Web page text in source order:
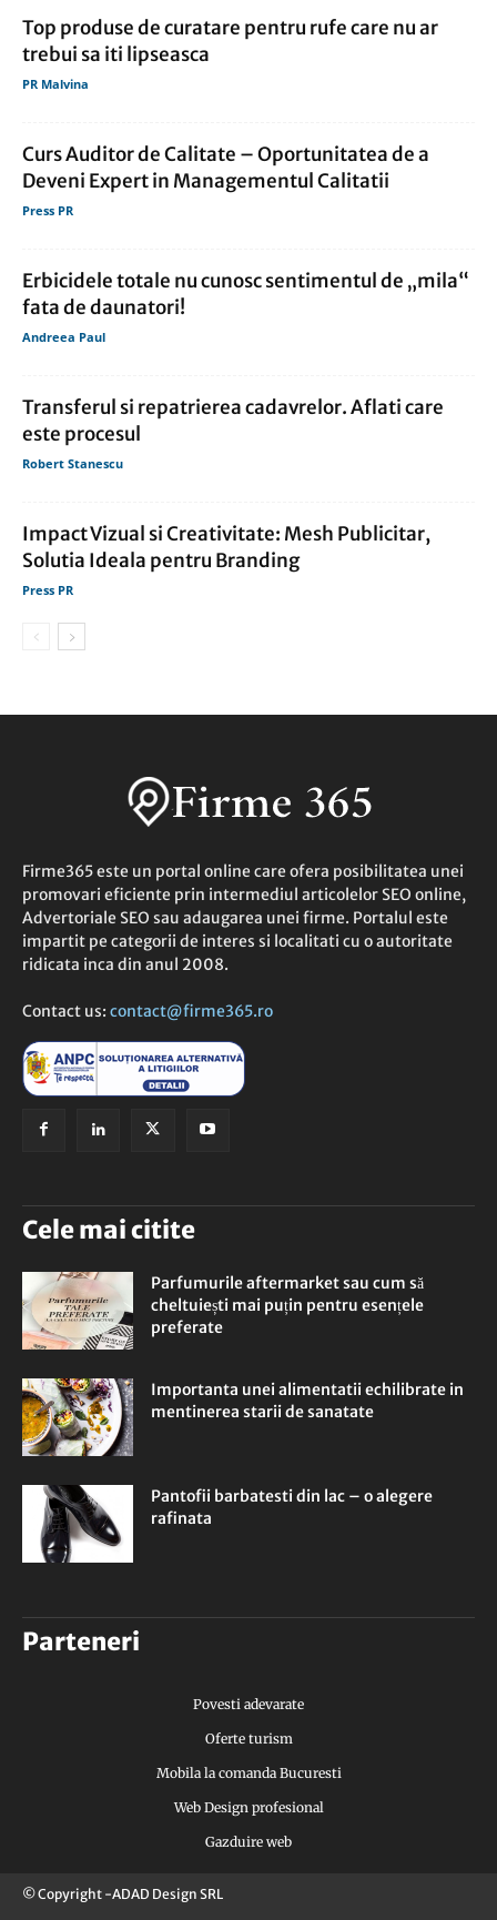
Top produse de curatare pentru rufe care nu ar
trebui sa iti lipseasca
PR Malvina
Curs Auditor de Calitate – Oportunitatea de a
Deveni Expert in Managementul Calitatii
Press PR
Erbicidele totale nu cunosc sentimentul de „mila“
fata de daunatori!
Andreea Paul
Transferul si repatrierea cadavrelor. Aflati care
este procesul
Robert Stanescu
Impact Vizual si Creativitate: Mesh Publicitar,
Solutia Ideala pentru Branding
Press PR
Firme365 este un portal online care ofera posibilitatea unei
promovari eficiente prin intermediul articolelor SEO online,
Advertoriale SEO sau adaugarea unei firme. Portalul este
impartit pe categorii de interes si localitati cu o autoritate
ridicata inca din anul 2008.
Contact us: contact@firme365.ro
Cele mai citite
Parfumurile aftermarket sau cum să
cheltuiești mai puțin pentru esențele
preferate
Importanta unei alimentatii echilibrate in
mentinerea starii de sanatate
Pantofii barbatesti din lac – o alegere
rafinata
Parteneri
Povesti adevarate
Oferte turism
Mobila la comanda Bucuresti
Web Design profesional
Gazduire web
© Copyright -ADAD Design SRL